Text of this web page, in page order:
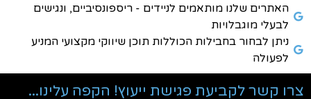
האתרים שלנו מותאמים לניידים - ריספונסיביים, ונגישים
לבעלי מוגבלויות
ניתן לבחור בחבילות הכוללות תוכן שיווקי מקצועי המניע
לפעולה
צרו קשר לקביעת פגישת ייעוץ! הקפה עלינו...